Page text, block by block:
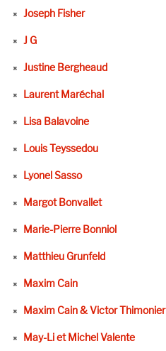
Joseph Fisher
J G
Justine Bergheaud
Laurent Maréchal
Lisa Balavoine
Louis Teyssedou
Lyonel Sasso
Margot Bonvallet
Marie-Pierre Bonniol
Matthieu Grunfeld
Maxim Cain
Maxim Cain & Victor Thimonier
May-Li et Michel Valente